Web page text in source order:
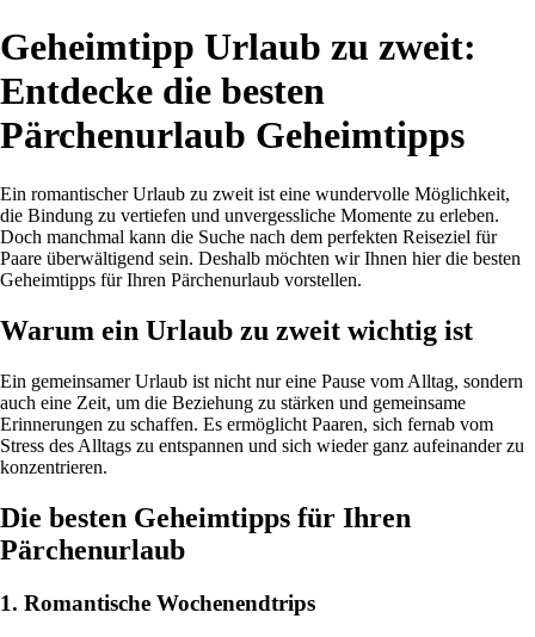
Geheimtipp Urlaub zu zweit:
Entdecke die besten
Pärchenurlaub Geheimtipps
Ein romantischer Urlaub zu zweit ist eine wundervolle Möglichkeit,
die Bindung zu vertiefen und unvergessliche Momente zu erleben.
Doch manchmal kann die Suche nach dem perfekten Reiseziel für
Paare überwältigend sein. Deshalb möchten wir Ihnen hier die besten
Geheimtipps für Ihren Pärchenurlaub vorstellen.
Warum ein Urlaub zu zweit wichtig ist
Ein gemeinsamer Urlaub ist nicht nur eine Pause vom Alltag, sondern
auch eine Zeit, um die Beziehung zu stärken und gemeinsame
Erinnerungen zu schaffen. Es ermöglicht Paaren, sich fernab vom
Stress des Alltags zu entspannen und sich wieder ganz aufeinander zu
konzentrieren.
Die besten Geheimtipps für Ihren
Pärchenurlaub
1. Romantische Wochenendtrips